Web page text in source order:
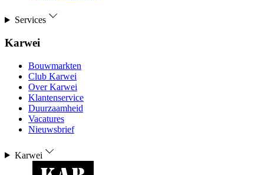
Services
Karwei
Bouwmarkten
Club Karwei
Over Karwei
Klantenservice
Duurzaamheid
Vacatures
Nieuwsbrief
Karwei